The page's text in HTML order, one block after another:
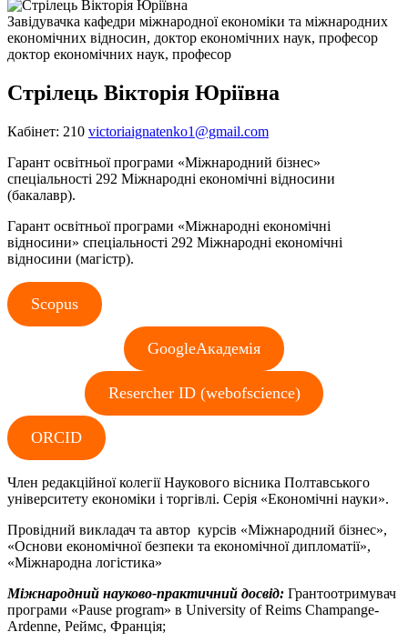
Завідувачка кафедри міжнародної економіки та міжнародних
економічних відносин, доктор економічних наук, професор
доктор економічних наук, професор
Стрілець Вікторія Юріївна
Кабінет: 210 victoriaignatenko1@gmail.com
Гарант освітньої програми «Міжнародний бізнес»
спеціальності 292 Міжнародні економічні відносини
(бакалавр).
Гарант освітньої програми «Міжнародні економічні
відносини» спеціальності 292 Міжнародні економічні
відносини (магістр).
Scopus
GoogleАкадемія
Resercher ID (webofscience)
ORCID
Член редакційної колегії Наукового вісника Полтавського
університету економіки і торгівлі. Серія «Економічні науки».
Провідний викладач та автор курсів «Міжнародний бізнес»,
«Основи економічної безпеки та економічної дипломатії»,
«Міжнародна логістика»
Міжнародний науково-практичний досвід: Грантоотримувач
програми «Pause program» в University of Reims Champange-
Ardenne, Реймс, Франція;